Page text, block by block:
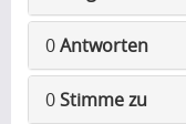
0Antworten
0Stimme zu